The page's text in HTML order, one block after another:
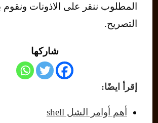
المطلوب ننقر على الاذونات ونقوم
التصريح.
شاركها
إقرأ ايضًا:
أهم أوامر الشل shell